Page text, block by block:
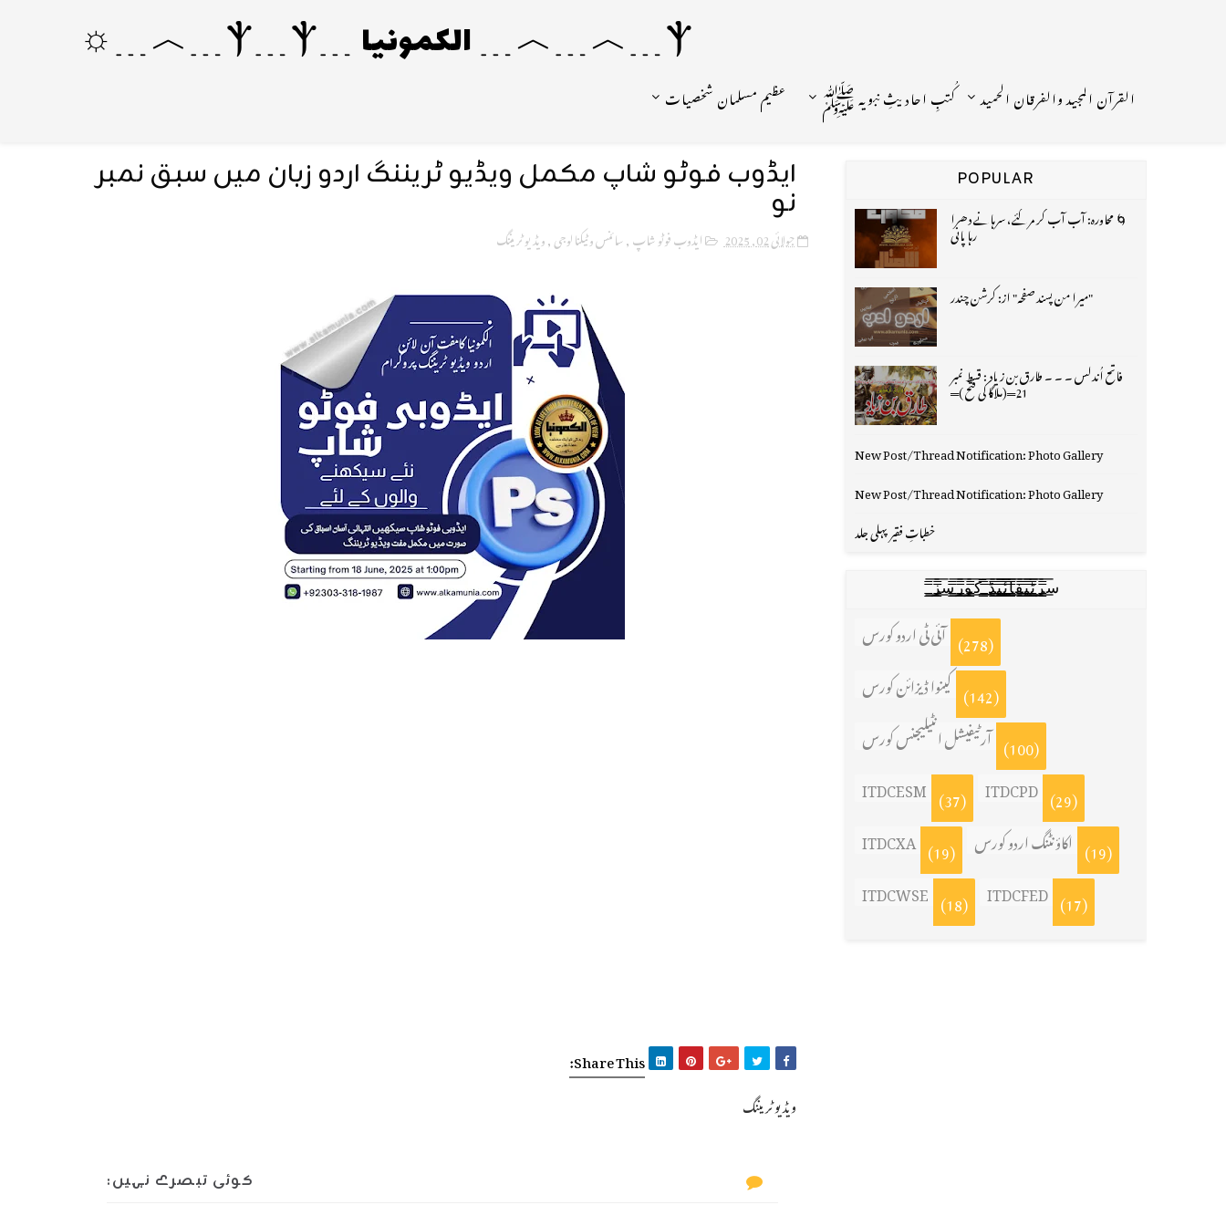
Ⲯ﹍︿﹍︿﹍ الکمونیا ﹍Ⲯ﹍Ⲯ﹍︿﹍☼
القرآن المجید والفرقان الحمید کُتبِ احادیثِ نبویہ ﷺ عظیم مسلمان شخصیات
ایڈوب فوٹو شاپ مکمل ویڈیو ٹریننگ اردو زبان میں سبق نمبر
نو
جولائی 02, 2025 ایڈوب فوٹو شاپ,سائنس و ٹیکنالوجی,ویڈیو ٹریننگ
Share This:
ویڈیو ٹریننگ
کوئی تبصرے نہیں:
POPULAR
🌀 محاورہ: آب آب کر مر گئے، سرہانے دھرا
رہا پانی
"میرا من پسند صفحہ" از: کرشن چندر
فاتح اُندلس ۔ ۔ ۔ طارق بن زیاد : قسط نمبر
21═(ملاگا کی فتح )═
New Post/Thread Notification: Photo Gallery
New Post/Thread Notification: Photo Gallery
خطباتِ فقیر پہلی جلد
س̳̿͟͞ر̳̿͟͞ٹ̳̿͟͞ی̳̿͟͞ف̳̿͟͞ا̳̿͟͞ي̳̳̿ٔ̿͟͟͞͞ی̳̿͟͞ڈ̳̿͟͞ ̳̿͟͞ک̳̿͟͞و̳̿͟͞ر̳̿͟͞س̳̿͟͞ز̳̿͟͞
آئی ٹی اردو کورس (278)
کینوا ڈیزائن کورس (142)
آرٹیفیشل انٹیلیجنس کورس (100)
ITDCESM (37) ITDCPD (29)
ITDCXA (19) اکاؤنٹنگ اردو کورس (19)
ITDCWSE (18) ITDCFED (17)